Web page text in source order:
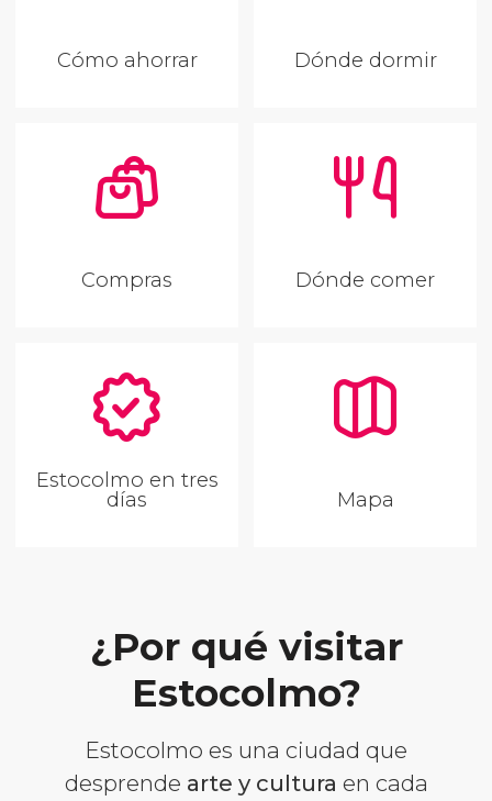
Cómo ahorrar Dónde dormir
Compras Dónde comer
Estocolmo en tres
días Mapa
¿Por qué visitar
Estocolmo?
Estocolmo es una ciudad que
desprende arte y cultura en cada